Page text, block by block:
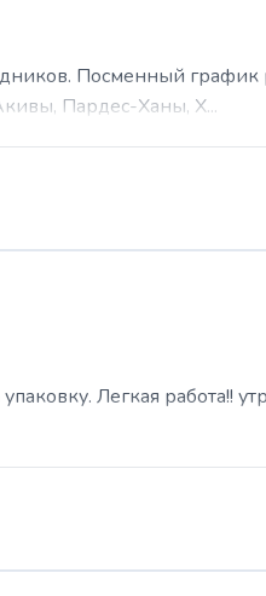
Посменный график
Пардес-Ханы, Х...
Легкая работа!!